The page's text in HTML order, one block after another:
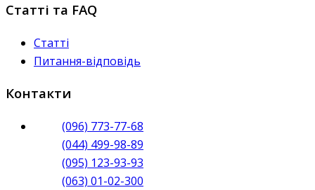
Статті та FAQ
Статті
Питання-відповідь
Контакти
(096) 773-77-68
(044) 499-98-89
(095) 123-93-93
(063) 01-02-300